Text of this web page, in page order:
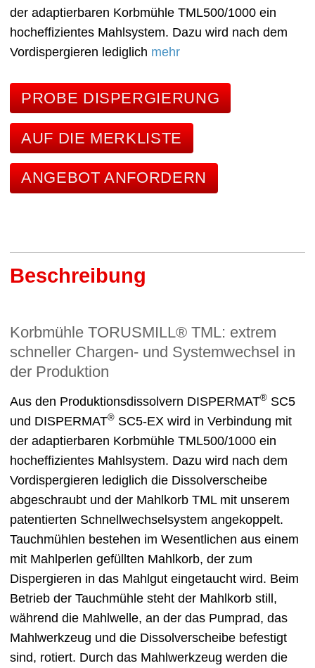
der adaptierbaren Korbmühle TML500/1000 ein
hocheffizientes Mahlsystem. Dazu wird nach dem
Vordispergieren lediglich mehr
PROBE DISPERGIERUNG
AUF DIE MERKLISTE
ANGEBOT ANFORDERN
Beschreibung
Korbmühle TORUSMILL® TML: extrem
schneller Chargen- und Systemwechsel in
der Produktion
Aus den Produktionsdissolvern DISPERMAT® SC5
und DISPERMAT® SC5-EX wird in Verbindung mit
der adaptierbaren Korbmühle TML500/1000 ein
hocheffizientes Mahlsystem. Dazu wird nach dem
Vordispergieren lediglich die Dissolverscheibe
abgeschraubt und der Mahlkorb TML mit unserem
patentierten Schnellwechselsystem angekoppelt.
Tauchmühlen bestehen im Wesentlichen aus einem
mit Mahlperlen gefüllten Mahlkorb, der zum
Dispergieren in das Mahlgut eingetaucht wird. Beim
Betrieb der Tauchmühle steht der Mahlkorb still,
während die Mahlwelle, an der das Pumprad, das
Mahlwerkzeug und die Dissolverscheibe befestigt
sind, rotiert. Durch das Mahlwerkzeug werden die